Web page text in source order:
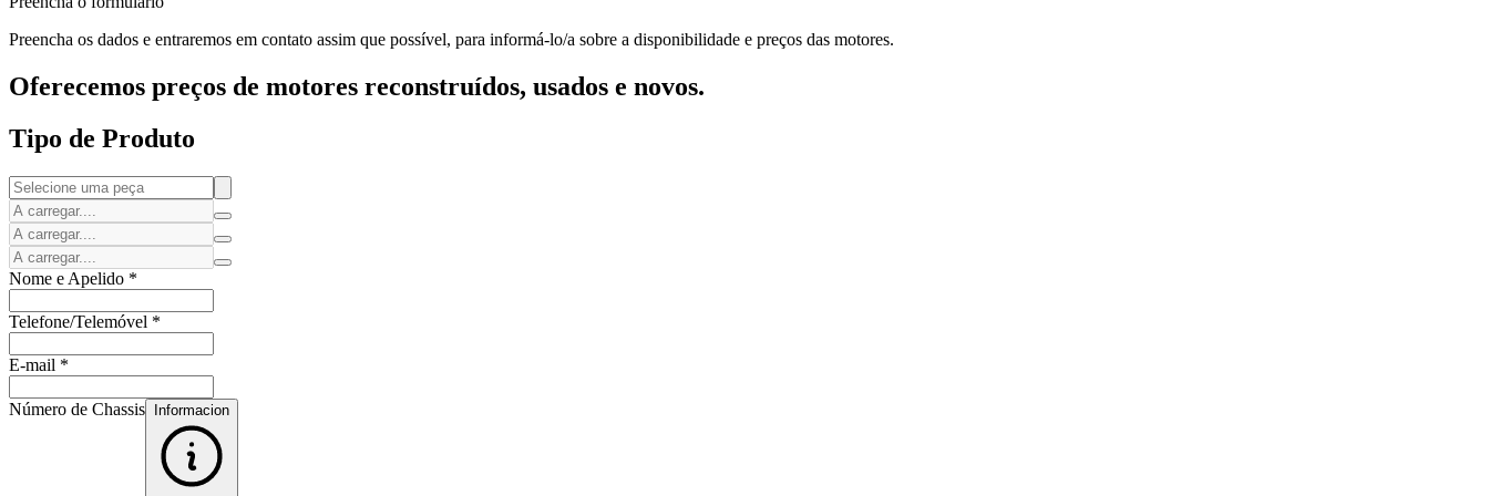
Preencha os dados e entraremos em contato assim que possível, para informá-lo/a sobre a disponibilidade e preços das motores.
Oferecemos preços de motores reconstruídos, usados e novos.
Tipo de Produto
Nome e Apelido *
Telefone/Telemóvel *
E-mail *
Número de Chassis Informacion